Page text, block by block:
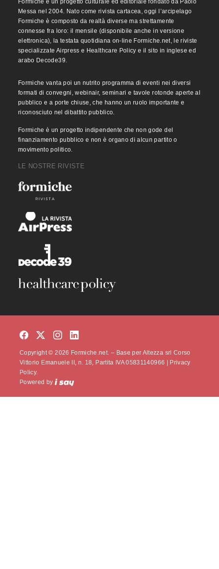
Formiche è un progetto culturale ed editoriale fondato da Paolo
Messa nel 2004. Nato come rivista cartacea, oggi l’arcipelago
Formiche è composto da realtà diverse ma strettamente
connesse fra loro: il mensile (disponibile anche in versione
elettronica), la testata quotidiana on-line Formiche.net, le riviste
specializzate Airpress e Healthcare Policy e il sito in inglese ed
arabo Decode39.
Formiche vanta poi un nutrito programma di eventi nei diversi
formati di convegni, webinair, seminari e tavole rotonde aperte al
pubblico e a porte chiuse, che hanno un ruolo importante e
riconosciuto nel dibattito pubblico.
Formiche è un progetto indipendente che non gode del
finanziamento pubblico e non è organo di alcun partito o
movimento politico.
LE NOSTRE RIVISTE
Copyright © 2026 Formiche.net. – Base per Altezza srl Corso
Vittorio Emanuele II, n. 18, Partita IVA 05831140966 |
Privacy
Policy.
Powered by